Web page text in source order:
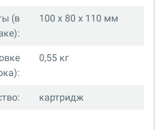
(в
100 x 80 x 110 мм
0,55 кг
картридж